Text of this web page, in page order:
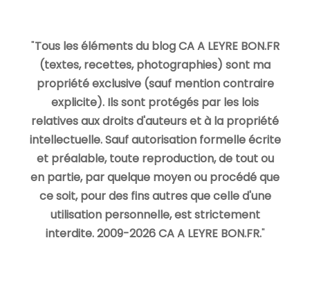
"Tous les éléments du blog CA A LEYRE BON.FR
(textes, recettes, photographies) sont ma
propriété exclusive (sauf mention contraire
explicite). Ils sont protégés par les lois
relatives aux droits d'auteurs et à la propriété
intellectuelle. Sauf autorisation formelle écrite
et préalable, toute reproduction, de tout ou
en partie, par quelque moyen ou procédé que
ce soit, pour des fins autres que celle d'une
utilisation personnelle, est strictement
interdite. 2009-2026 CA A LEYRE BON.FR."